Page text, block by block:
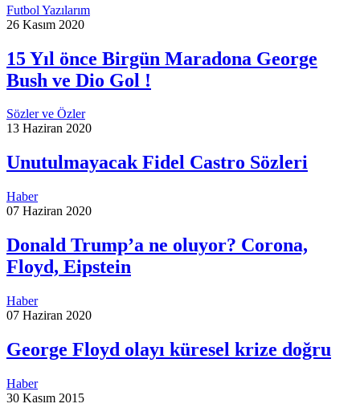
Futbol Yazılarım
26 Kasım 2020
15 Yıl önce Birgün Maradona George
Bush ve Dio Gol !
Sözler ve Özler
13 Haziran 2020
Unutulmayacak Fidel Castro Sözleri
Haber
07 Haziran 2020
Donald Trump’a ne oluyor? Corona,
Floyd, Eipstein
Haber
07 Haziran 2020
George Floyd olayı küresel krize doğru
Haber
30 Kasım 2015